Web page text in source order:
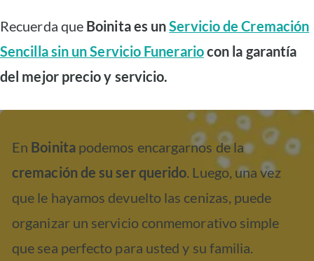
Recuerda que Boinita es unServicio de Cremación
Sencilla sin un Servicio Funerariocon la garantía
del mejor precio y servicio.
En Boinita podemos encargarnos de la
cremación de su ser querido. Luego, una vez
que le hayamos devuelto las cenizas, puede
organizar un servicio conmemorativo simple
que sea perfecto para usted y su familia.